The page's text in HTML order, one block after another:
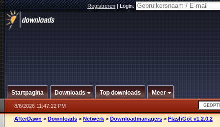
Registreren|Login:
Startpagina Downloads Top downloads Meer
8/6/2026 11:47:22 PM
AfterDawn > Downloads > Netwerk > Downloadmanagers > FlashGot v1.2.0.2